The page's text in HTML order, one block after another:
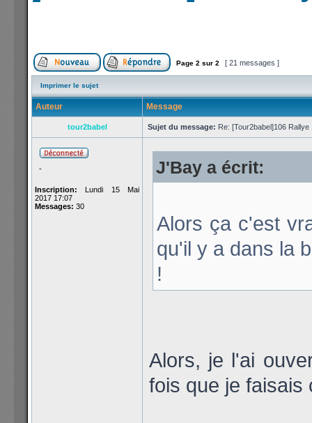
Page 2 sur 2 [ 21 messages ]
Imprimer le sujet
Auteur Message
tour2babel Sujet du message: Re: [Tour2babel]106 Rallye
-
Inscription: Lundi 15 Mai
2017 17:07
Messages: 30
J'Bay a écrit:
Alors ça c'est
qu'il y a dans la
!
Alors, je l'ai
fois que je